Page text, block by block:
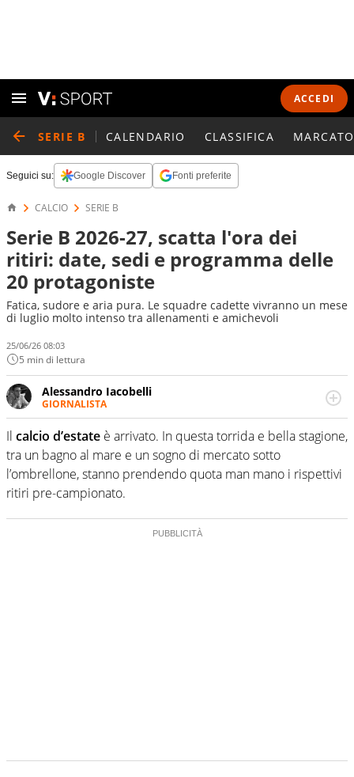
ACCEDI
SERIE B CALENDARIO CLASSIFICA
Seguici su: Google Discover Fonti preferite
CALCIO SERIE B
Serie B 2026-27, scatta l'ora dei
ritiri: date, sedi e programma delle
20 protagoniste
Fatica, sudore e aria pura. Le squadre cadette vivranno un mese
di luglio molto intenso tra allenamenti e amichevoli
25/06/26 08:03
5 min di lettura
Alessandro Iacobelli
GIORNALISTA
Classe 1994. Giornalista pubblicista dal 2016. Si occupa
principalmente di calcio, basket, volley e ciclismo.
Il calcio d’estate è arrivato. In questa torrida e bella stagione,
tra un bagno al mare e un sogno di mercato sotto
l’ombrellone, stanno prendendo quota man mano i rispettivi
ritiri pre-campionato.